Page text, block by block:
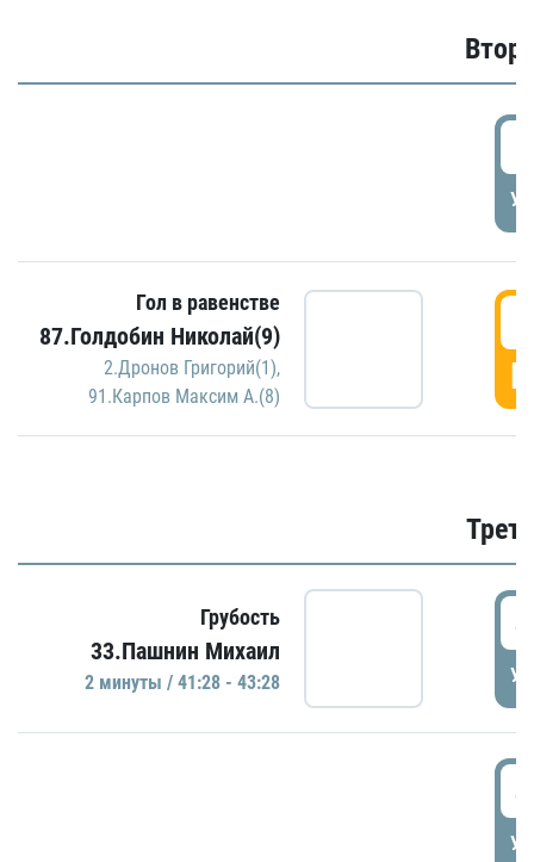
Гол в равенстве
87.Голдобин Николай(9)
2.Дронов Григорий(1),
91.Карпов Максим А.(8)
Грубость
33.Пашнин Михаил
2 минуты / 41:28 - 43:28